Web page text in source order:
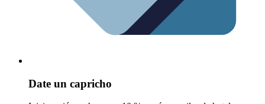
Date un capricho